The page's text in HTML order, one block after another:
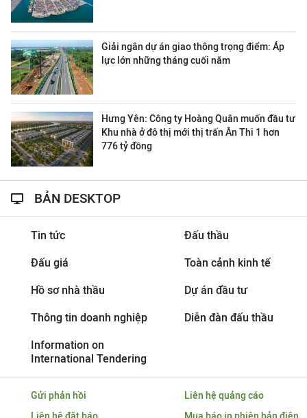
Giải ngân dự án giao thông trọng điểm: Áp
lực lớn những tháng cuối năm
Hưng Yên: Công ty Hoàng Quân muốn đầu tư
Khu nhà ở đô thị mới thị trấn Ân Thi 1 hơn
776 tỷ đồng
BẢN DESKTOP
Tin tức Đấu thầu
Đấu giá Toàn cảnh kinh tế
Hồ sơ nhà thầu Dự án đầu tư
Thông tin doanh nghiệp Diễn đàn đấu thầu
Information on
International Tendering
Gửi phản hồi
Liên hệ quảng cáo